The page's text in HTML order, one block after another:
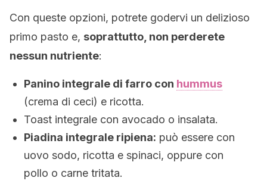
Con queste opzioni, potrete godervi un delizioso
primo pasto e, soprattutto, non perderete
nessun nutriente:
Panino integrale di farro con hummus
(crema di ceci) e ricotta.
Toast integrale con avocado o insalata.
Piadina integrale ripiena: può essere con
uovo sodo, ricotta e spinaci, oppure con
pollo o carne tritata.